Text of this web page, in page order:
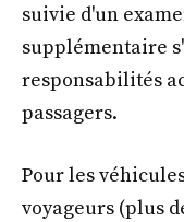
suivie d'un
supplémentaire
responsabilités
passagers.
Pour les
voyageurs (plus